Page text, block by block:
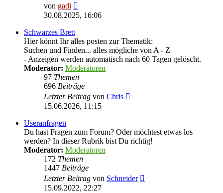
von gadi
Beitrag
30.08.2025, 16:06
Schwarzes Brett
Hier könnt Ihr alles posten zur Thematik:
Suchen und Finden... alles mögliche von A - Z
- Anzeigen werden automatisch nach 60 Tagen gelöscht.
Moderator: Moderatoren
97 Themen
696 Beiträge
Letzter Beitrag von Chris
15.06.2026, 11:15
Useranfragen
Du hast Fragen zum Forum? Oder möchtest etwas los
werden? In dieser Rubrik bist Du richtig!
Moderator: Moderatoren
172 Themen
1447 Beiträge
Letzter Beitrag von Schneider
15.09.2022, 22:27